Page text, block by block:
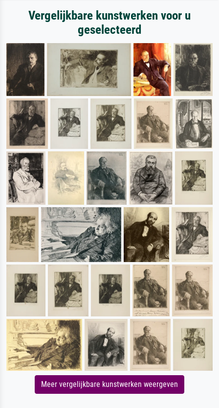
Vergelijkbare kunstwerken voor u
geselecteerd
Meer vergelijkbare kunstwerken weergeven